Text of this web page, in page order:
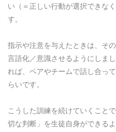
い（＝正しい行動が選択できな
す。
指示や注意を与えたときは、そ
言語化／意識させるようにしま
れば、ペアやチームで話し合っ
らいです。
こうした訓練を続けていくこと
切な判断」を生徒自身ができる